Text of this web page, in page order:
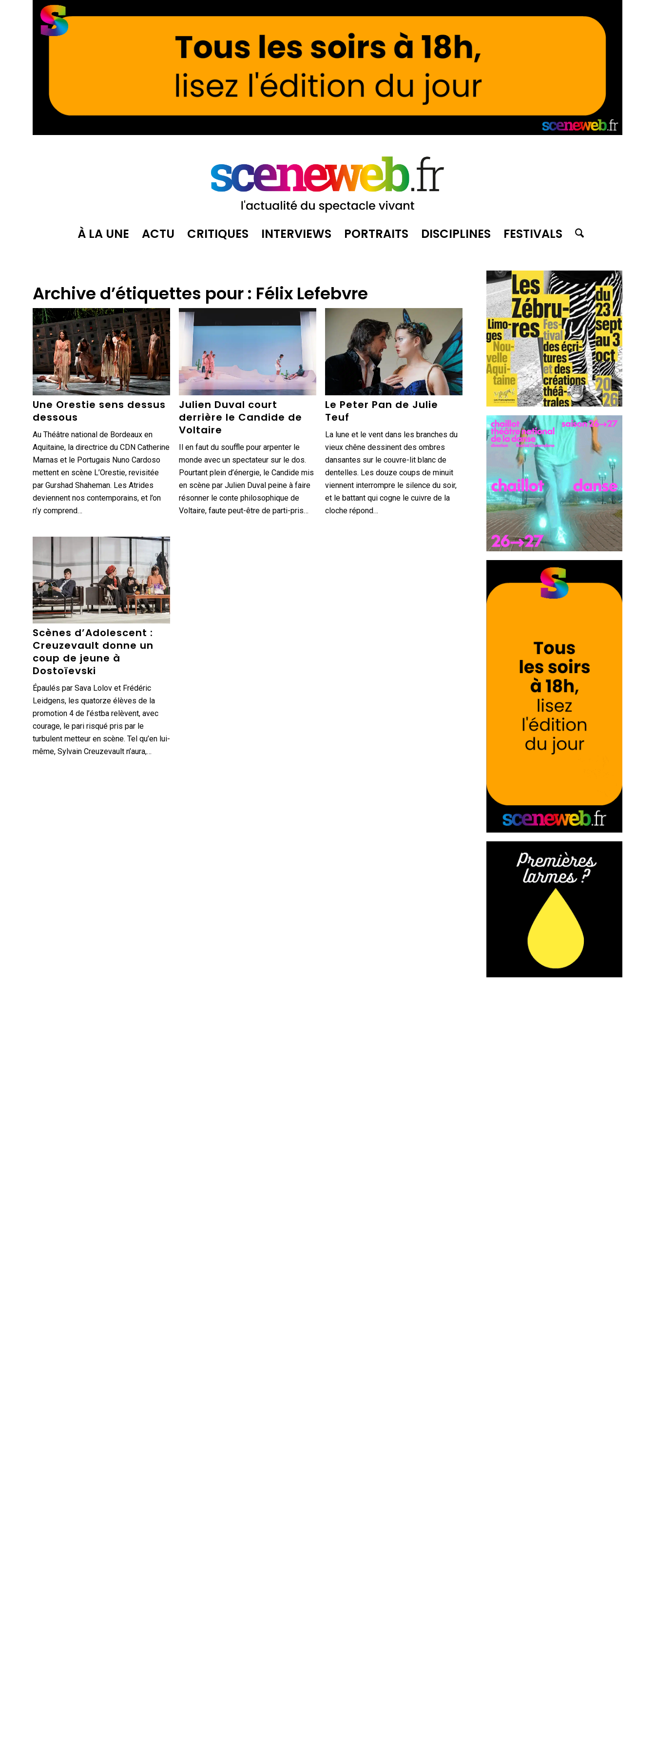
À LA UNE ACTU CRITIQUES INTERVIEWS PORTRAITS DISCIPLINES FESTIVALS
Archive d’étiquettes pour : Félix Lefebvre
Une Orestie sens dessus
dessous
Au Théâtre national de Bordeaux en
Aquitaine, la directrice du CDN Catherine
Marnas et le Portugais Nuno Cardoso
mettent en scène L’Orestie, revisitée
par Gurshad Shaheman. Les Atrides
deviennent nos contemporains, et l’on
n’y comprend…
Julien Duval court
derrière le Candide de
Voltaire
Il en faut du souffle pour arpenter le
monde avec un spectateur sur le dos.
Pourtant plein d’énergie, le Candide mis
en scène par Julien Duval peine à faire
résonner le conte philosophique de
Voltaire, faute peut-être de parti-pris…
Le Peter Pan de Julie
Teuf
La lune et le vent dans les branches du
vieux chêne dessinent des ombres
dansantes sur le couvre-lit blanc de
dentelles. Les douze coups de minuit
viennent interrompre le silence du soir,
et le battant qui cogne le cuivre de la
cloche répond…
Scènes d’Adolescent :
Creuzevault donne un
coup de jeune à
Dostoïevski
Épaulés par Sava Lolov et Frédéric
Leidgens, les quatorze élèves de la
promotion 4 de l’éstba relèvent, avec
courage, le pari risqué pris par le
turbulent metteur en scène. Tel qu’en lui-
même, Sylvain Creuzevault n’aura,…